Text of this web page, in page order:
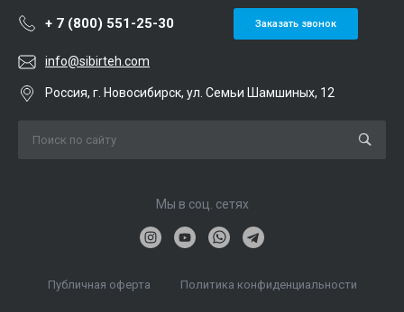
+ 7 (800) 551-25-30 Заказать звонок
info@sibirteh.com
Россия, г. Новосибирск, ул. Семьи Шамшиных, 12
Мы в соц. сетях
Публичная оферта Политика конфиденциальности